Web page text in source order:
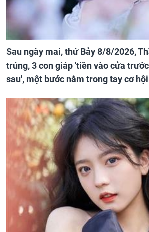
Sau ngày mai, thứ Bảy 8/8/2026,
trúng, 3 con giáp 'tiền vào cửa
sau', một bước nắm trong tay cơ